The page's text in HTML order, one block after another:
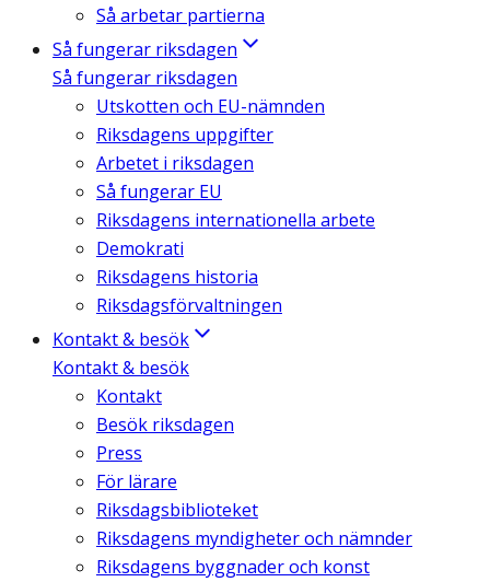
Så arbetar partierna
Så fungerar riksdagen
Så fungerar riksdagen
Utskotten och EU-nämnden
Riksdagens uppgifter
Arbetet i riksdagen
Så fungerar EU
Riksdagens internationella arbete
Demokrati
Riksdagens historia
Riksdagsförvaltningen
Kontakt & besök
Kontakt & besök
Kontakt
Besök riksdagen
Press
För lärare
Riksdagsbiblioteket
Riksdagens myndigheter och nämnder
Riksdagens byggnader och konst